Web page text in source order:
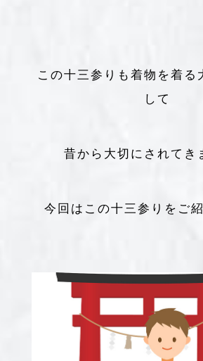
この十三参りも着物を着る
して
昔から大切にされてき
今回はこの十三参りをご